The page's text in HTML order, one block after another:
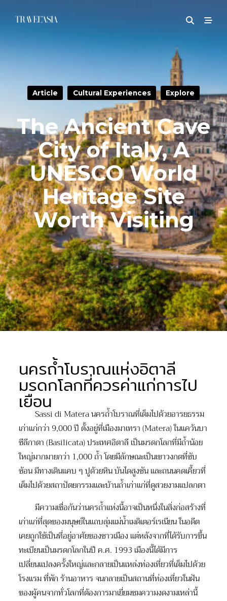
Article Cultural Experiences Explore
The Ancient Cave
City of Italy, A
UNESCO World
Heritage Site
Worth Visiting
นครถ้ำโบราณแห่งอิตาลี
มรดกโลกที่ควรค่าแก่การไป
เยือน
Sassi di Matera นครถ้ำโบราณที่เต็มไปด้วยอารยธรรม
เก่าแก่กว่า 9,000 ปี ตั้งอยู่ที่เมืองมาเทรา (Matera) ในแคว้นบา
ซีลีกาตา (Basilicata) ประเทศอิตาลี เป็นมรดกโลกที่มีถ้ำน้อย
ใหญ่มากมายกว่า 1,000 ถ้ำ โดยมีลักษณะเป็นเขาวงกตที่ซับ
ซ้อน มีทางเดินแคบ ๆ ปูด้วยหิน บันไดสูงชัน และถนนคดเคี้ยวที่
เต็มไปด้วยสถาปัตยกรรมและบ้านถ้ำเก่าแก่ที่ดูสวยงามแปลกตา
มีความเชื่อกันว่านครถ้ำแห่งนี้อาจเป็นหนึ่งในสิ่งก่อสร้างที่
เก่าแก่ที่สุดของมนุษย์ในแถบลุ่มแม่น้ำเมดิเตอร์เรเนียน ในอดีต
เคยถูกใช้เป็นที่อยู่อาศัยของชาวเมือง แต่หลังจากที่ได้รับการขึ้น
ทะเบียนเป็นมรดกโลกในปี ค.ศ. 1993 เมืองนี้ได้มีการ
เปลี่ยนแปลงครั้งใหญ่และกลายเป็นแหล่งท่องเที่ยวที่เต็มไปด้วย
โรงแรม ที่พัก ร้านอาหาร จนกลายเป็นสถานที่ท่องเที่ยวในฝัน
ของผู้คนจากทั่วโลกที่ต้องการมาเยี่ยมชมความงดงามเหล่านี้